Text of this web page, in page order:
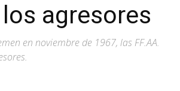
agresores
en noviembre de 1967, las FF.AA.